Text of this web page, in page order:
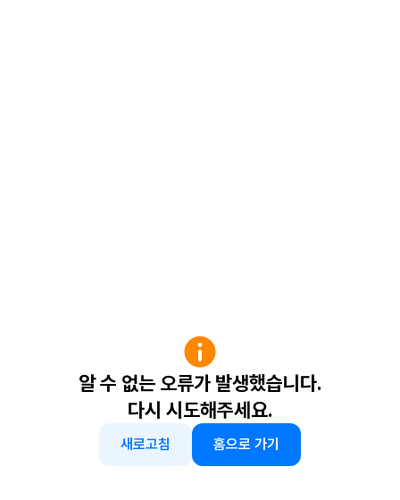
알 수 없는 오류가 발생했습니다.
다시 시도해주세요.
새로고침 홈으로 가기